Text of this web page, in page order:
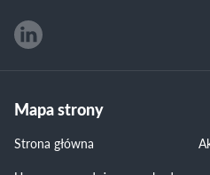
Mapa strony
Strona główna